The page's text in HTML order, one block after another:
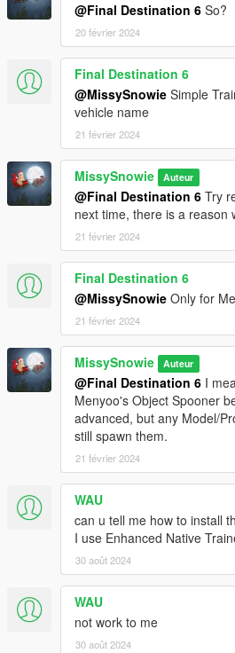
@Final Destination 6 So?
20 février 2024
Final Destination 6
@MissySnowie Simple
vehicle name
21 février 2024
MissySnowie Auteur
@Final Destination 6 Try
next time, there is a reason
21 février 2024
Final Destination 6
@MissySnowie Only for
21 février 2024
MissySnowie Auteur
@Final Destination 6 I
Menyoo's Object Spooner
advanced, but any Model/
still spawn them.
21 février 2024
WAU
can u tell me how to install
I use Enhanced Native
30 août 2024
WAU
not work to me
30 août 2024